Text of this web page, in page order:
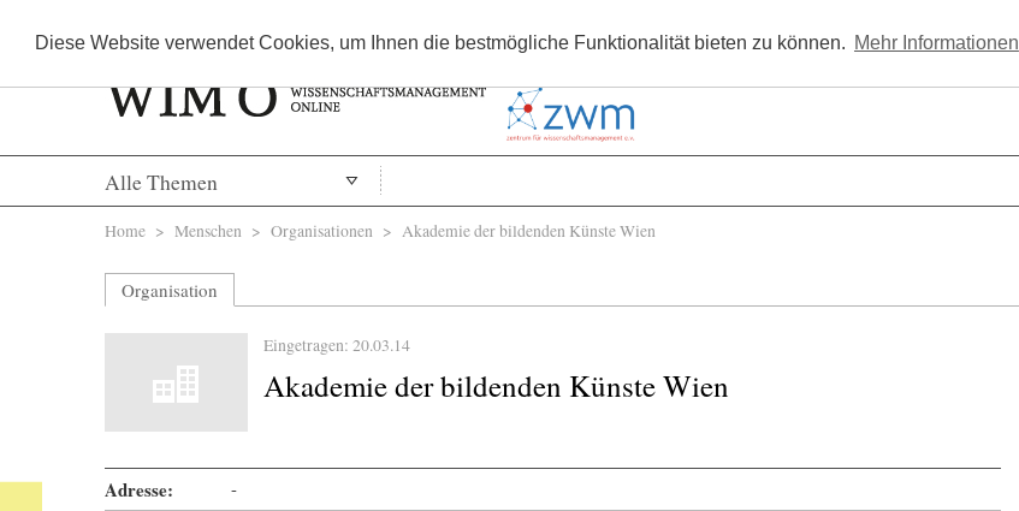
Diese Website verwendet Cookies, um Ihnen die bestmögliche Funktionalität bieten zu können. Mehr Informationen
Kostenlos registrieren
Alle Themen
Sie sind hier
Home > Menschen > Organisationen > Akademie der bildenden Künste Wien
Organisation
Eingetragen: 20.03.14
Akademie der bildenden Künste Wien
Adresse: -